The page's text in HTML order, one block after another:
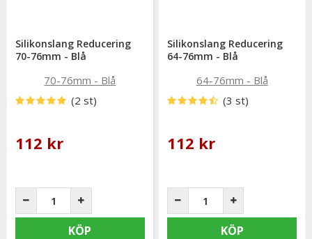
Silikonslang Reducering
70-76mm - Blå
(2 st)
112 kr
KÖP
Silikonslang Reducering
64-76mm - Blå
(3 st)
112 kr
KÖP